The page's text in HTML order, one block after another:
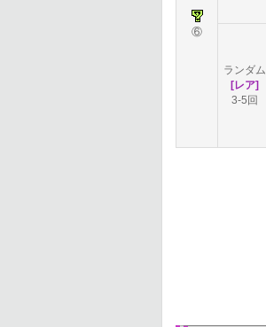
⑥
ランダム
[レア]
3-5回